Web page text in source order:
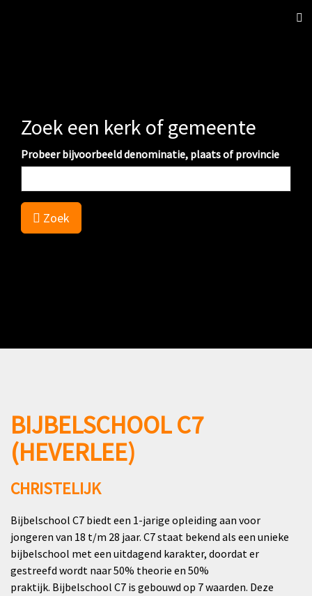
Zoek een kerk of gemeente
Probeer bijvoorbeeld denominatie, plaats of provincie
Zoek
BIJBELSCHOOL C7
(HEVERLEE)
CHRISTELIJK
Bijbelschool C7 biedt een 1-jarige opleiding aan voor
jongeren van 18 t/m 28 jaar. C7 staat bekend als een unieke
bijbelschool met een uitdagend karakter, doordat er
gestreefd wordt naar 50% theorie en 50%
praktijk. Bijbelschool C7 is gebouwd op 7 waarden. Deze